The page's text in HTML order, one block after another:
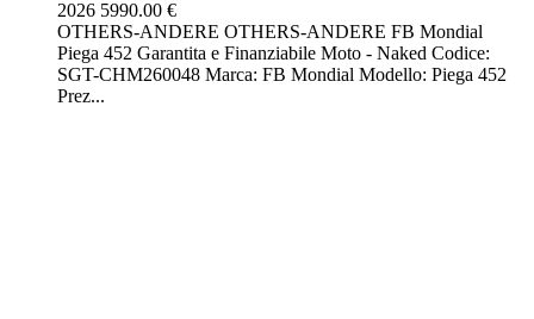
2026 5990.00 €
OTHERS-ANDERE OTHERS-ANDERE FB Mondial
Piega 452 Garantita e Finanziabile Moto - Naked Codice:
SGT-CHM260048 Marca: FB Mondial Modello: Piega 452
Prez...